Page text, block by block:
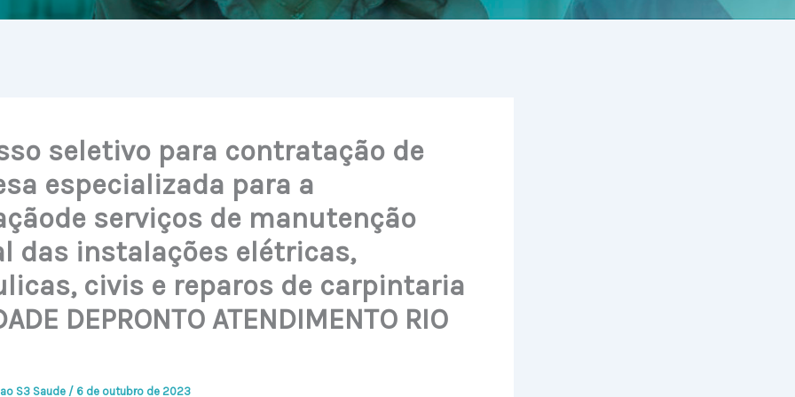
seletivo para contratação de
especializada para a
serviços de manutenção
das instalações elétricas,
civis e reparos de carpintaria
DEPRONTO ATENDIMENTO RIO
S3 Saude / 6 de outubro de 2023